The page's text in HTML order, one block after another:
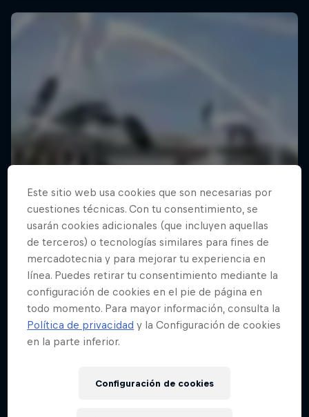
Este sitio web usa cookies que son necesarias por
cuestiones técnicas. Con tu consentimiento, se
usarán cookies adicionales (que incluyen aquellas
de terceros) o tecnologías similares para fines de
mercadotecnia y para mejorar tu experiencia en
línea. Puedes retirar tu consentimiento mediante la
configuración de cookies en el pie de página en
todo momento. Para mayor información, consulta la
Política de privacidad y la Configuración de cookies
en la parte inferior.
Configuración de cookies